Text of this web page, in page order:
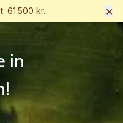
61.500 kr. ×
in